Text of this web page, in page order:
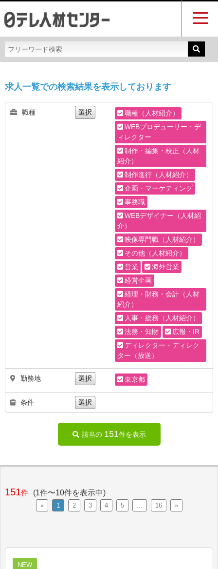
求人一覧での検索結果を表示しております
職種 選択
職種（人材紹介）
WEBプロデューサー・デ
ィレクター
制作・編集・校正（人材
紹介）
制作進行（人材紹介）
企画・マーケティング
事務職
WEBデザイナー（人材紹
介）
映像専門職（人材紹介）
その他（人材紹介）
営業
海外営業
経営企画
経理・財務・会計（人材
紹介）
人事・総務（人材紹介）
法務・知財
広報・IR
ディレクター・ディレク
ター（放送）
勤務地 選択 東京都
条件 選択
該当の 151件を表示
151件 (1件〜10件を表示中)
« 1 2 3 4 5 ... 16 »
NEW